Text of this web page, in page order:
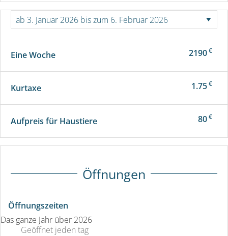
Eine Woche 2190€
Kurtaxe 1.75€
Aufpreis für Haustiere 80€
Öffnungen
Öffnungszeiten
Das ganze Jahr über 2026
Geöffnet jeden tag